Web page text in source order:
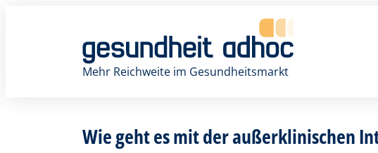
Mehr Reichweite im Gesundheitsmarkt
Wie geht es mit der außerklinischen